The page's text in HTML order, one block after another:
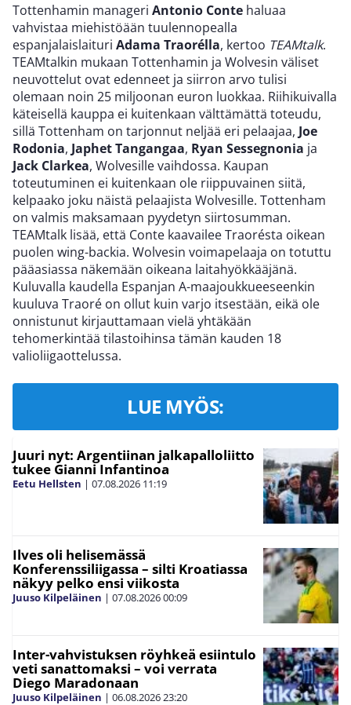
Tottenhamin manageri Antonio Conte haluaa
vahvistaa miehistöään tuulennopealla
espanjalaislaituri Adama Traorélla, kertoo TEAMtalk.
TEAMtalkin mukaan Tottenhamin ja Wolvesin väliset
neuvottelut ovat edenneet ja siirron arvo tulisi
olemaan noin 25 miljoonan euron luokkaa. Riihikuivalla
käteisellä kauppa ei kuitenkaan välttämättä toteudu,
sillä Tottenham on tarjonnut neljää eri pelaajaa, Joe
Rodonia, Japhet Tangangaa, Ryan Sessegnonia ja
Jack Clarkea, Wolvesille vaihdossa. Kaupan
toteutuminen ei kuitenkaan ole riippuvainen siitä,
kelpaako joku näistä pelaajista Wolvesille. Tottenham
on valmis maksamaan pyydetyn siirtosumman.
TEAMtalk lisää, että Conte kaavailee Traorésta oikean
puolen wing-backia. Wolvesin voimapelaaja on totuttu
pääasiassa näkemään oikeana laitahyökkääjänä.
Kuluvalla kaudella Espanjan A-maajoukkueeseenkin
kuuluva Traoré on ollut kuin varjo itsestään, eikä ole
onnistunut kirjauttamaan vielä yhtäkään
tehomerkintää tilastoihinsa tämän kauden 18
valioliigaottelussa.
LUE MYÖS:
Juuri nyt: Argentiinan jalkapalloliitto
tukee Gianni Infantinoa
Eetu Hellsten | 07.08.2026 11:19
Ilves oli helisemässä
Konferenssiliigassa – silti Kroatiassa
näkyy pelko ensi viikosta
Juuso Kilpeläinen | 07.08.202600:09
Inter-vahvistuksen röyhkeä esiintulo
veti sanattomaksi – voi verrata
Diego Maradonaan
Juuso Kilpeläinen | 06.08.202623:20